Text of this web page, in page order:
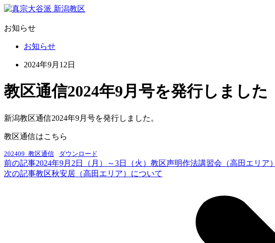
お知らせ
お知らせ
2024年9月12日
教区通信2024年9月号を発行しました
新潟教区通信2024年9月号を発行しました。
教区通信はこちら
202409_教区通信 ダウンロード
前の記事2024年9月2日（月）～3日（火）教区声明作法講習会（高田エリア
次の記事教区秋安居（高田エリア）について